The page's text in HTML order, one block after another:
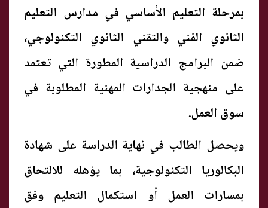
بمرحلة التعليم الأساسي في مدارس التعليم
الثانوي الفني والتقني الثانوي التكنولوجي،
ضمن البرامج الدراسية المطورة التي تعتمد
على منهجية الجدارات المهنية المطلوبة في
سوق العمل.
ويحصل الطالب في نهاية الدراسة على شهادة
البكالوريا التكنولوجية، بما يؤهله للالتحاق
بمسارات العمل أو استكمال التعليم وفق